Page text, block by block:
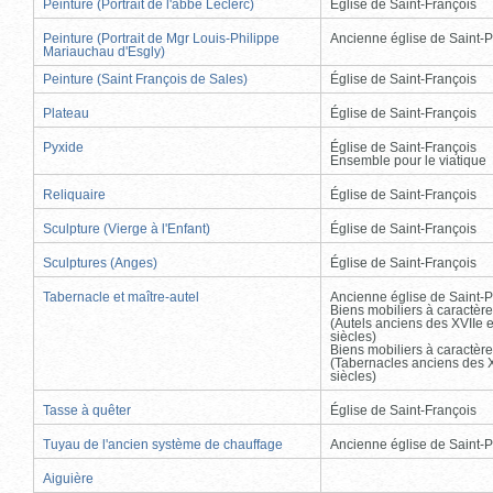
Peinture (Portrait de l'abbé Leclerc) Église de Saint-François
Peinture (Portrait de Mgr Louis-Philippe
Mariauchau d'Esgly)
Ancienne église de Saint-
Peinture (Saint François de Sales) Église de Saint-François
Plateau Église de Saint-François
Pyxide
Église de Saint-François
Ensemble pour le viatique
Reliquaire Église de Saint-François
Sculpture (Vierge à l'Enfant) Église de Saint-François
Sculptures (Anges) Église de Saint-François
Tabernacle et maître-autel
Ancienne église de Saint-
Biens mobiliers à
(Autels anciens des XVIIe
siècles)
Biens mobiliers à
(Tabernacles anciens des
siècles)
Tasse à quêter Église de Saint-François
Tuyau de l'ancien système de chauffage Ancienne église de Saint-
Aiguière